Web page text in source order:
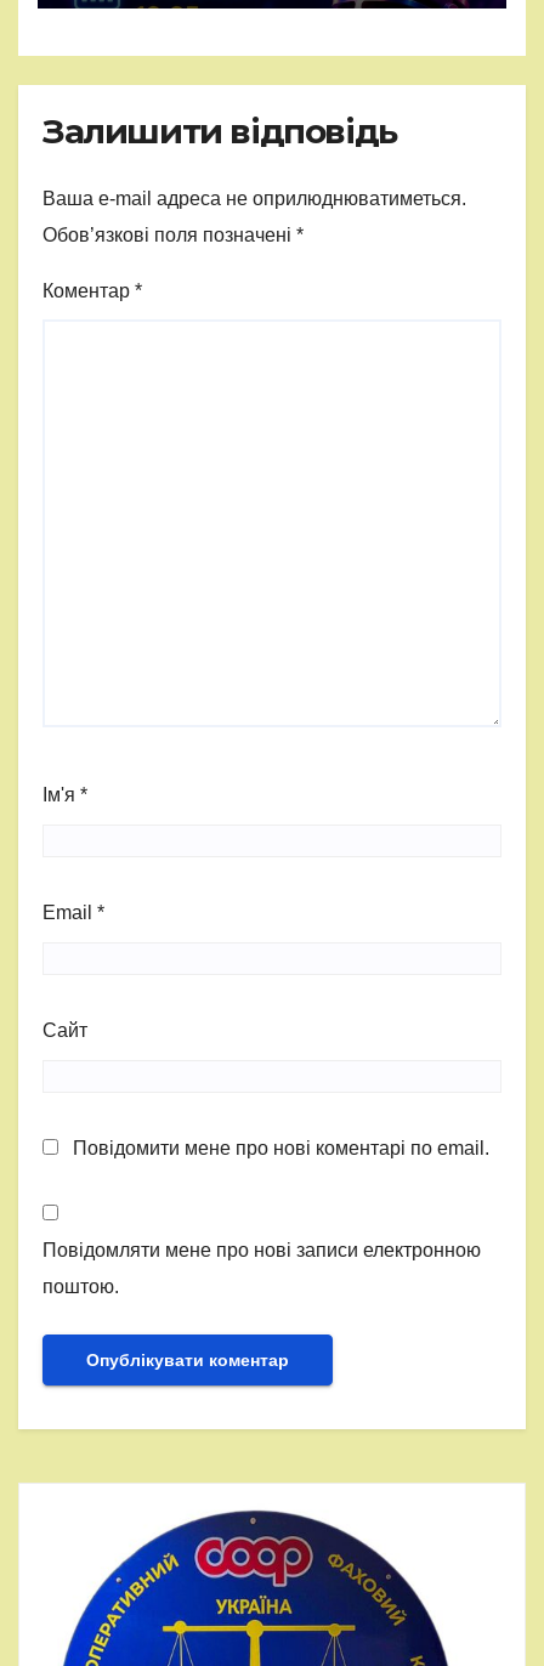
Залишити відповідь
Ваша e-mail адреса не оприлюднюватиметься.
Обов’язкові поля позначені *
Коментар *
Ім'я *
Email *
Сайт
Повідомити мене про нові коментарі по email.
Повідомляти мене про нові записи електронною
поштою.